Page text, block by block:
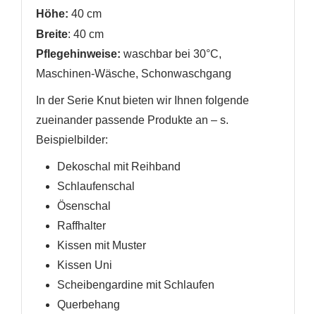
Höhe: 40 cm
Breite: 40 cm
Pflegehinweise: waschbar bei 30°C,
Maschinen-Wäsche, Schonwaschgang
In der Serie Knut bieten wir Ihnen folgende
zueinander passende Produkte an – s.
Beispielbilder:
Dekoschal mit Reihband
Schlaufenschal
Ösenschal
Raffhalter
Kissen mit Muster
Kissen Uni
Scheibengardine mit Schlaufen
Querbehang